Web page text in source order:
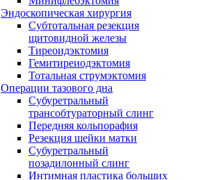
Эндоскопическая хирургия
Субтотальная резекция
щитовидной железы
Тиреоидэктомия
Гемитиреиодэктомия
Тотальная струмэктомия
Операции тазового дна
Субуретральный
трансобтураторный слинг
Передняя кольпорафия
Резекция шейки матки
Субуретральный
позадилонный слинг
Интимная пластика больших